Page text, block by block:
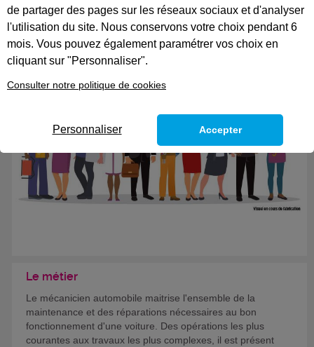
CODES
Le métier
Le mécanicien automobile maitrise l'ensemble de la
maintenance et des réparations nécessaires au bon
fonctionnement d'une voiture. Des opérations les plus
courantes aux travaux les plus complexes, il est présent
de partager des pages sur les réseaux sociaux et d'analyser
l'utilisation du site. Nous conservons votre choix pendant 6
mois. Vous pouvez également paramétrer vos choix en
cliquant sur "Personnaliser".
Consulter notre politique de cookies
Personnaliser Accepter